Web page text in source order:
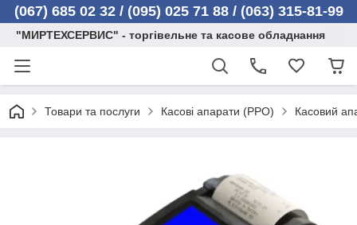
(067) 685 02 32 / (095) 025 71 88 / (063) 315-81-99
"МИРТЕХСЕРВИС" - торгівельне та касове обладнання
Товари та послуги Касові апарати (РРО) Касовий